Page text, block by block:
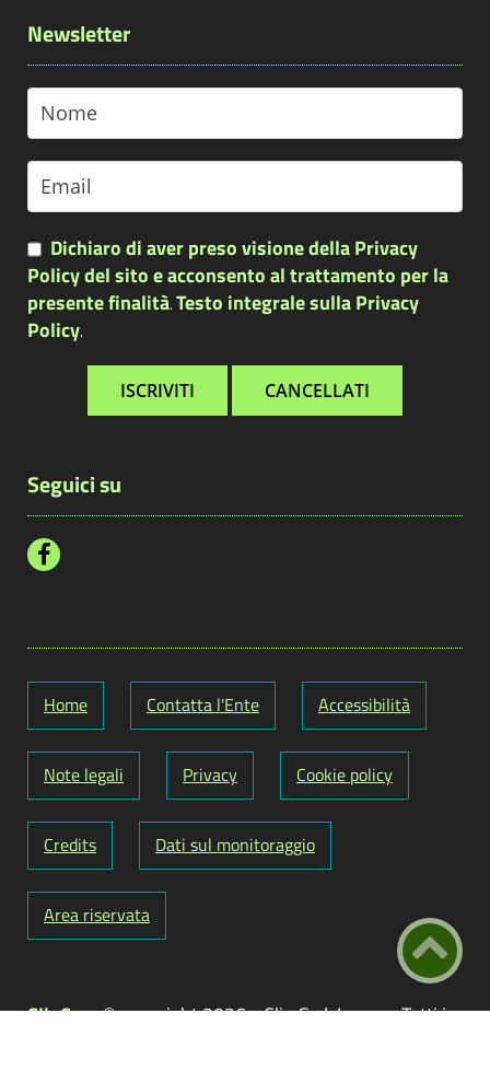
Newsletter
Dichiaro di aver preso visione della Privacy
Policy del sito e acconsento al trattamento per la
presente finalità.Testo integrale sulla Privacy
Policy.
Seguici su
Home Contatta l'Ente Accessibilità
Note legali Privacy Cookie policy
Credits Dati sul monitoraggio
Area riservata
ClioCom© copyright 2026 - Clio S.r.l. Lecce - Tutti i